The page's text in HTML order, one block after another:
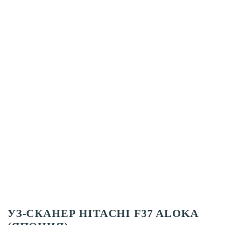
УЗ-СКАНЕР HITACHI F37 ALOKA